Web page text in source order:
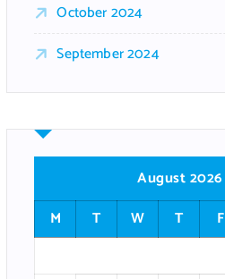
October 2024
September 2024
August 2026
M
T W T F